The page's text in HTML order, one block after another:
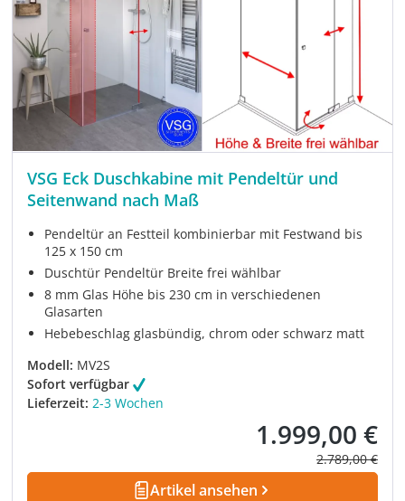
VSG Eck Duschkabine mit Pendeltür und
Seitenwand nach Maß
Pendeltür an Festteil kombinierbar mit Festwand bis
125 x 150 cm
Duschtür Pendeltür Breite frei wählbar
8 mm Glas Höhe bis 230 cm in verschiedenen
Glasarten
Hebebeschlag glasbündig, chrom oder schwarz matt
Modell: MV2S
Sofort verfügbar
Lieferzeit: 2-3 Wochen
Verkaufspreis:
1.999,00 €
Regulärer
2.789,00 €
Artikel ansehen